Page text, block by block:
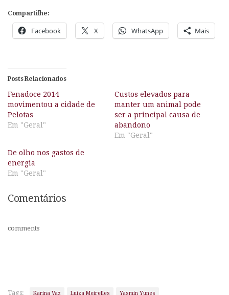
Compartilhe:
Facebook X WhatsApp Mais
Posts Relacionados
Fenadoce 2014
movimentou a cidade de
Pelotas
Em "Geral"
Custos elevados para
manter um animal pode
ser a principal causa de
abandono
Em "Geral"
De olho nos gastos de
energia
Em "Geral"
Comentários
comments
Tags: Karina Vaz Luiza Meirelles Yasmin Yunes